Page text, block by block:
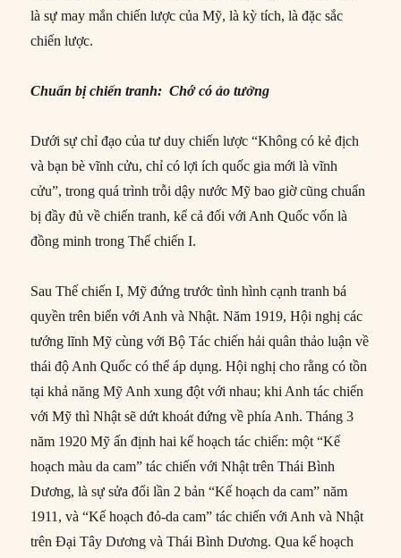
là sự may mắn chiến lược của Mỹ, là kỳ tích, là đặc sắc
chiến lược.
Chuẩn bị chiến tranh: Chớ có ảo tưởng
Dưới sự chỉ đạo của tư duy chiến lược “Không có kẻ địch
và bạn bè vĩnh cửu, chỉ có lợi ích quốc gia mới là vĩnh
cửu”, trong quá trình trỗi dậy nước Mỹ bao giờ cũng chuẩn
bị đầy đủ về chiến tranh, kể cả đối với Anh Quốc vốn là
đồng minh trong Thế chiến I.
Sau Thế chiến I, Mỹ đứng trước tình hình cạnh tranh bá
quyền trên biển với Anh và Nhật. Năm 1919, Hội nghị các
tướng lĩnh Mỹ cùng với Bộ Tác chiến hải quân thảo luận về
thái độ Anh Quốc có thể áp dụng. Hội nghị cho rằng có tồn
tại khả năng Mỹ Anh xung đột với nhau; khi Anh tác chiến
với Mỹ thì Nhật sẽ dứt khoát đứng về phía Anh. Tháng 3
năm 1920 Mỹ ấn định hai kế hoạch tác chiến: một “Kế
hoạch màu da cam” tác chiến với Nhật trên Thái Bình
Dương, là sự sửa đổi lần 2 bản “Kế hoạch da cam” năm
1911, và “Kế hoạch đỏ-da cam” tác chiến với Anh và Nhật
trên Đại Tây Dương và Thái Bình Dương. Qua kế hoạch